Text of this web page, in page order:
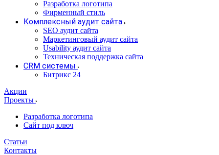
Разработка логотипа
Фирменный стиль
Комплексный аудит сайта
SEO аудит сайта
Маркетинговый аудит сайта
Usability аудит сайта
Техническая поддержка сайта
CRM системы
Битрикс 24
Акции
Проекты
Разработка логотипа
Сайт под ключ
Статьи
Контакты